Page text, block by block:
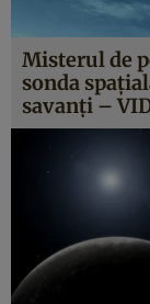
Misterul de
sonda
savanţi –